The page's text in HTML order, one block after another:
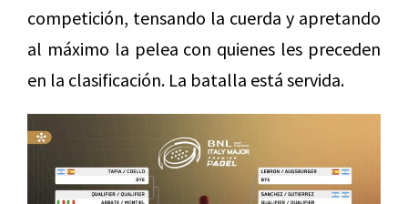
competición, tensando la cuerda y apretando
al máximo la pelea con quienes les preceden
en la clasificación. La batalla está servida.